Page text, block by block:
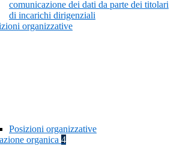
comunicazione dei dati da parte dei titolari
di incarichi dirigenziali
organizzative
Posizioni organizzative
organica 4